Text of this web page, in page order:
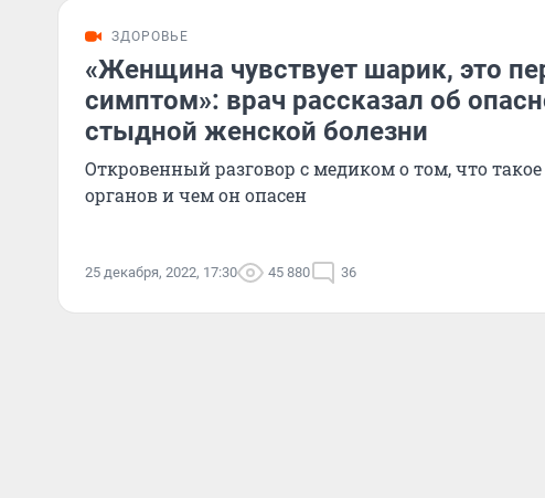
ЗДОРОВЬЕ
«Женщина чувствует шарик, это
симптом»: врач рассказал об
стыдной женской болезни
Откровенный разговор с медиком о том, что
органов и чем он опасен
25 декабря, 2022, 17:30 45 880 36